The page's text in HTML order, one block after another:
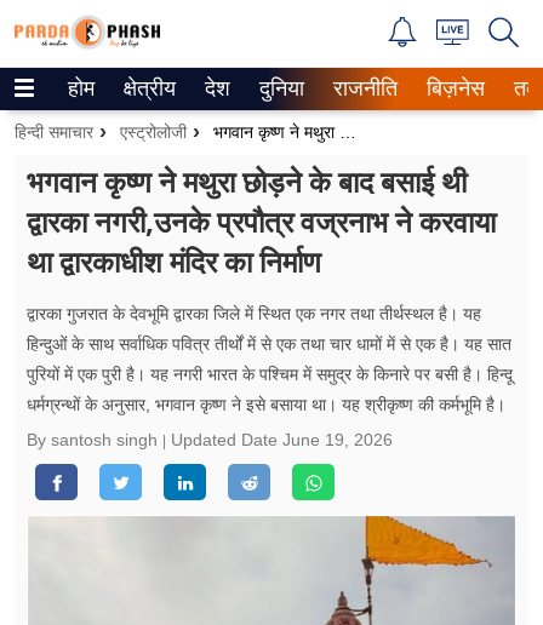
Trending on Google News
वेब स्टोरीज
उत्तर प्रदेश
गैलरी
वीडियो
रिलेशनशिप
जीवन मंत्रा
होम क्षेत्रीय देश दुनिया राजनीति बिज़नेस
हिन्दी समाचार एस्ट्रोलोजी
भगवान कृष्ण ने मथुरा छोड़ने के बाद बसाई थी
द्वारका नगरी,उनके प्रपौत्र वज्रनाभ ने करवाया
था द्वारकाधीश मंदिर का निर्माण
द्वारका गुजरात के देवभूमि द्वारका जिले में स्थित एक नगर तथा तीर्थस्थल है। यह
हिन्दुओं के साथ सर्वाधिक पवित्र तीर्थों में से एक तथा चार धामों में से एक है। यह सात
पुरियों में एक पुरी है। यह नगरी भारत के पश्चिम में समुद्र के किनारे पर बसी है। हिन्दू
धर्मग्रन्थों के अनुसार, भगवान कृष्ण ने इसे बसाया था। यह श्रीकृष्ण की कर्मभूमि है।
By santosh singh
Updated Date June 19, 2026